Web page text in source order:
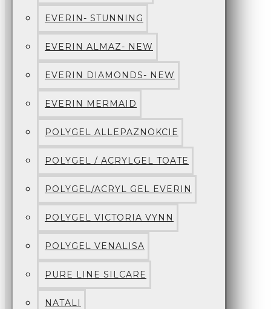
EVERIN- STUNNING
EVERIN ALMAZ- NEW
EVERIN DIAMONDS- NEW
EVERIN MERMAID
POLYGEL ALLEPAZNOKCIE
POLYGEL / ACRYLGEL TOATE
POLYGEL/ACRYL GEL EVERIN
POLYGEL VICTORIA VYNN
POLYGEL VENALISA
PURE LINE SILCARE
NATALI